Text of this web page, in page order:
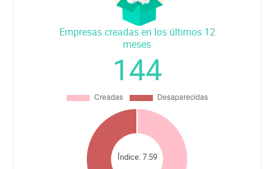
Empresas creadas en los últimos 12
meses
144
Índice:7.59